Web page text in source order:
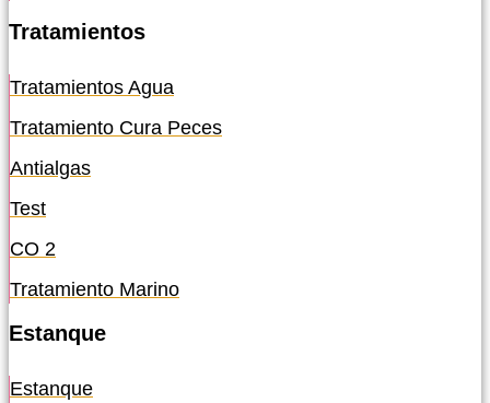
Tratamientos
Tratamientos Agua
Tratamiento Cura Peces
Antialgas
Test
CO 2
Tratamiento Marino
Estanque
Estanque